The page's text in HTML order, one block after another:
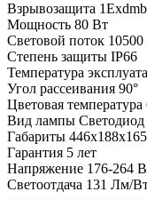
Взрывозащита
Мощность 80 Вт
Световой поток
Степень защиты IP66
Температура
Угол рассеивания 90°
Цветовая температура
Вид лампы Светодиод
Габариты
Гарантия 5 лет
Напряжение 176-264 В
Светоотдача 131 Лм/